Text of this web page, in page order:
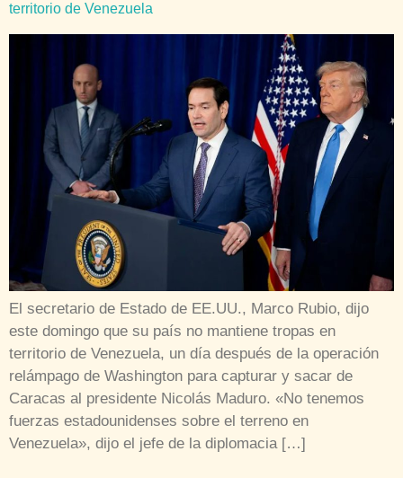
territorio de Venezuela
El secretario de Estado de EE.UU., Marco Rubio, dijo
este domingo que su país no mantiene tropas en
territorio de Venezuela, un día después de la operación
relámpago de Washington para capturar y sacar de
Caracas al presidente Nicolás Maduro. «No tenemos
fuerzas estadounidenses sobre el terreno en
Venezuela», dijo el jefe de la diplomacia […]